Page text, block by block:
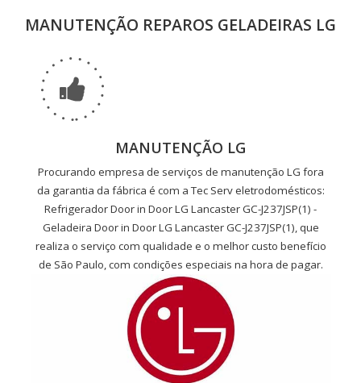
MANUTENÇÃO REPAROS GELADEIRAS LG
MANUTENÇÃO LG
Procurando empresa de serviços de manutenção LG fora
da garantia da fábrica é com a Tec Serv eletrodomésticos:
Refrigerador Door in Door LG Lancaster GC-J237JSP(1) -
Geladeira Door in Door LG Lancaster GC-J237JSP(1), que
realiza o serviço com qualidade e o melhor custo benefício
de São Paulo, com condições especiais na hora de pagar.